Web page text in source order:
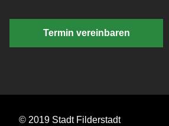
Termin vereinbaren
© 2019 Stadt Filderstadt